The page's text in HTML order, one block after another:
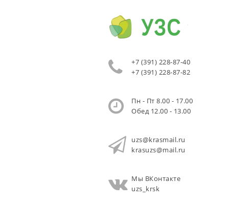
+7 (391) 228-87-40
+7 (391) 228-87-82
Пн - Пт 8.00 - 17.00
Обед 12.00 - 13.00
uzs@krasmail.ru
krasuzs@mail.ru
Мы ВКонтакте
uzs_krsk